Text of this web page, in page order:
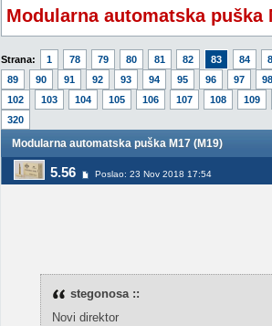
Modularna automatska puška
Strana: 1 78 79 80 81 82 83 84
89
90 91 92 93 94 95 96 97 98
102
103 104 105 106 107 108 109
320
Modularna automatska puška M17 (M19)
5.56 Poslao: 23 Nov 2018 17:54
stegonosa ::
Novi direktor